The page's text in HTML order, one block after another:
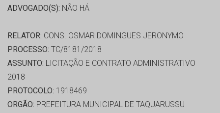
ADVOGADO(S): NÃO HÁ
RELATOR: CONS. OSMAR DOMINGUES JERONYMO
PROCESSO: TC/8181/2018
ASSUNTO: LICITAÇÃO E CONTRATO ADMINISTRATIVO
2018
PROTOCOLO: 1918469
ORGÃO: PREFEITURA MUNICIPAL DE TAQUARUSSU